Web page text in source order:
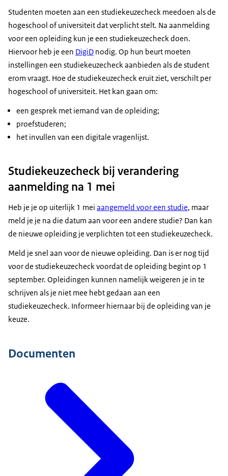
Studenten moeten aan een studiekeuzecheck meedoen als de
hogeschool of universiteit dat verplicht stelt. Na aanmelding
voor een opleiding kun je een studiekeuzecheck doen.
Hiervoor heb je een DigiD nodig. Op hun beurt moeten
instellingen een studiekeuzecheck aanbieden als de student
erom vraagt. Hoe de studiekeuzecheck eruit ziet, verschilt per
hogeschool of universiteit. Het kan gaan om:
een gesprek met iemand van de opleiding;
proefstuderen;
het invullen van een digitale vragenlijst.
Studiekeuzecheck bij verandering
aanmelding na 1 mei
Heb je je op uiterlijk 1 mei aangemeld voor een studie, maar
meld je je na die datum aan voor een andere studie? Dan kan
de nieuwe opleiding je verplichten tot een studiekeuzecheck.
Meld je snel aan voor de nieuwe opleiding. Dan is er nog tijd
voor de studiekeuzecheck voordat de opleiding begint op 1
september. Opleidingen kunnen namelijk weigeren je in te
schrijven als je niet mee hebt gedaan aan een
studiekeuzecheck. Informeer hiernaar bij de opleiding van je
keuze.
Documenten